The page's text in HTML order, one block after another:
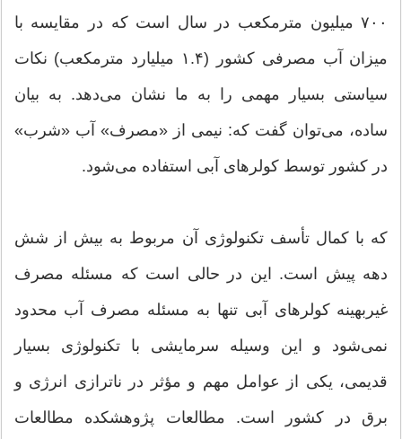
۷۰۰ میلیون مترمکعب در سال است که در مقایسه با
میزان آب مصرفی کشور (۱.۴ میلیارد مترمکعب) نکات
سیاستی بسیار مهمی را به ما نشان می‌دهد. به بیان
ساده‌، می‌توان گفت که: نیمی از «مصرف» آب «شرب»
در کشور توسط کولرهای آبی استفاده می‌شود.
که با کمال تأسف تکنولوژی آن مربوط به بیش از شش
دهه پیش است. این در حالی است که مسئله مصرف
غیربهینه کولرهای آبی تنها به مسئله مصرف آب محدود
نمی‌شود و این وسیله سرمایشی با تکنولوژی بسیار
قدیمی، یکی از عوامل مهم و مؤثر در ناترازی انرژی و
برق در کشور است. مطالعات پژوهشکده مطالعات